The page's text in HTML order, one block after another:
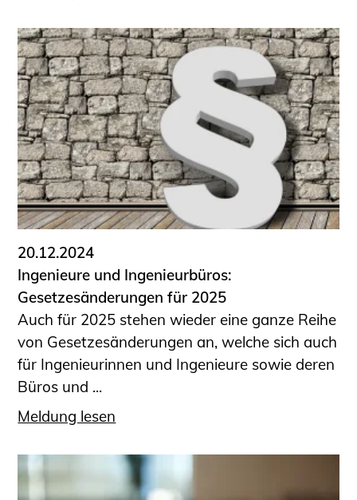
20.12.2024
Ingenieure und Ingenieurbüros:
Gesetzesänderungen für 2025
Auch für 2025 stehen wieder eine ganze Reihe
von Gesetzesänderungen an, welche sich auch
für Ingenieurinnen und Ingenieure sowie deren
Büros und ...
Meldung lesen